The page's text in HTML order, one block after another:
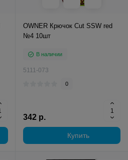
OWNER Крючок Cut SSW red
№4 10шт
В наличии
5111-073
0
342 р.
Купить